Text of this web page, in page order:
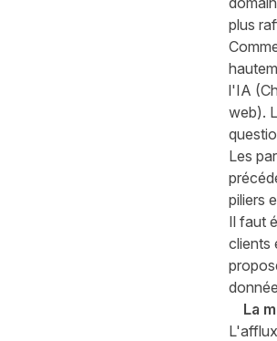
plus
l'IA
web).
Les
piliers
Il faut
clients
La